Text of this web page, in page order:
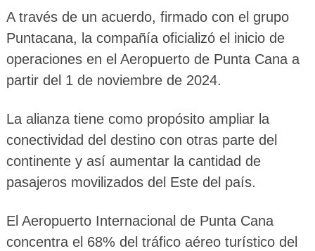
A través de un acuerdo, firmado con el grupo
Puntacana, la compañía oficializó el inicio de
operaciones en el Aeropuerto de Punta Cana a
partir del 1 de noviembre de 2024.
La alianza tiene como propósito ampliar la
conectividad del destino con otras parte del
continente y así aumentar la cantidad de
pasajeros movilizados del Este del país.
El Aeropuerto Internacional de Punta Cana
concentra el 68% del tráfico aéreo turístico del